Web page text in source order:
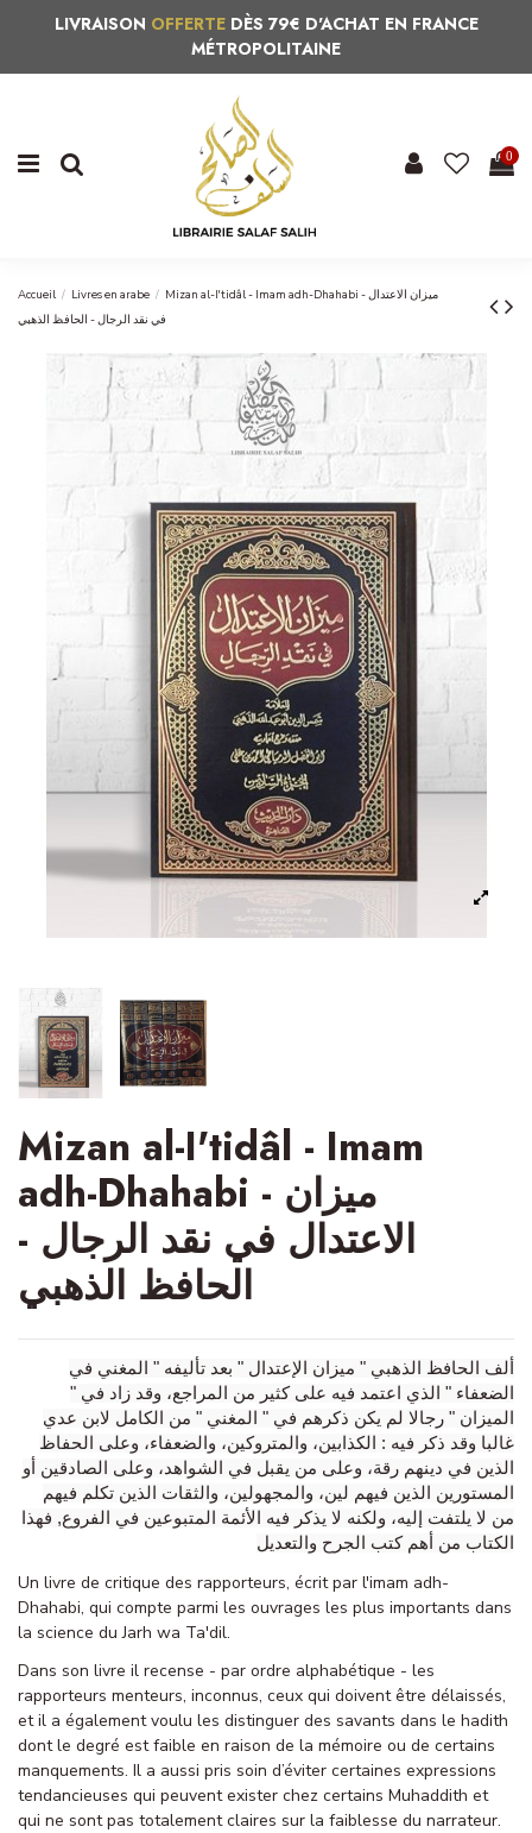
LIVRAISON OFFERTEDÈS 79€ D'ACHAT EN FRANCE
MÉTROPOLITAINE
0
Accueil Livres en arabe
Mizan al-I'tidâl - Imam adh-Dhahabi - ميزان الاعتدال
في نقد الرجال - الحافظ الذهبي
Mizan al-I'tidâl - Imam
adh-Dhahabi - ميزان
الاعتدال في نقد الرجال -
الحافظ الذهبي
ألف الحافظ الذهبي " ميزان الإعتدال " بعد تأليفه " المغني في
الضعفاء " الذي اعتمد فيه على كثير من المراجع، وقد زاد في "
الميزان " رجالا لم يكن ذكرهم في " المغني " من الكامل لابن عدي
غالبا وقد ذكر فيه : الكذابين، والمتروكين، والضعفاء، وعلى الحفاظ
الذين في دينهم رقة، وعلى من يقبل في الشواهد، وعلى الصادقين أو
المستورين الذين فيهم لين، والمجهولين، والثقات الذين تكلم فيهم
من لا يلتفت إليه، ولكنه لا يذكر فيه الأئمة المتبوعين في الفروع, فهذا
الكتاب من أهم كتب الجرح والتعديل
Un livre de critique des rapporteurs, écrit par l'imam adh-
Dhahabi, qui compte parmi les ouvrages les plus importants dans
la science du Jarh wa Ta'dil.
Dans son livre il recense - par ordre alphabétique - les
rapporteurs menteurs, inconnus, ceux qui doivent être délaissés,
et il a également voulu les distinguer des savants dans le hadith
dont le degré est faible en raison de la mémoire ou de certains
manquements. Il a aussi pris soin d’éviter certaines expressions
tendancieuses qui peuvent exister chez certains Muhaddith et
qui ne sont pas totalement claires sur la faiblesse du narrateur.